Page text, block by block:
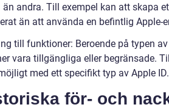
andra. Till exempel kan att skapa
än att använda en befintlig Apple-
till funktioner: Beroende på typen
vara tillgängliga eller begränsade.
med ett specifikt typ av Apple ID.
för- och